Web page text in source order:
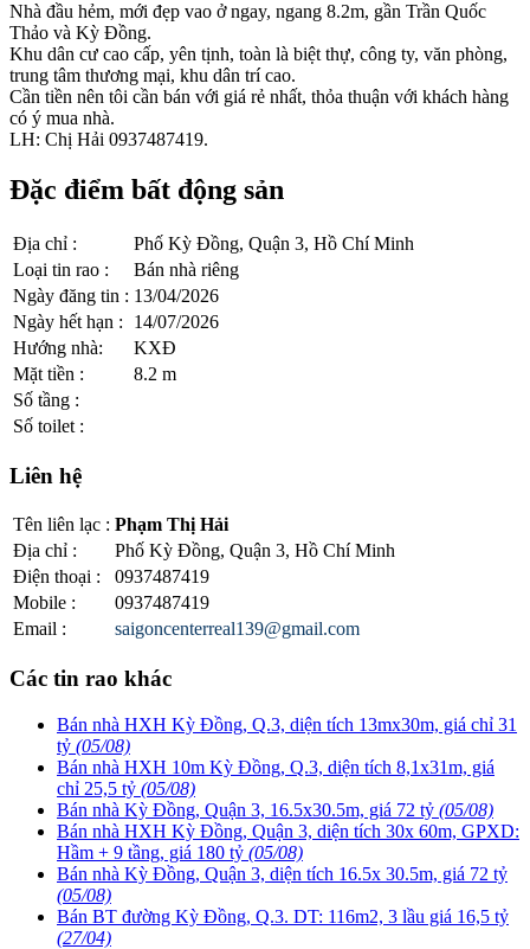
Nhà đầu hẻm, mới đẹp vao ở ngay, ngang 8.2m, gần Trần Quốc
Thảo và Kỳ Đồng.
Khu dân cư cao cấp, yên tịnh, toàn là biệt thự, công ty, văn phòng,
trung tâm thương mại, khu dân trí cao.
Cần tiền nên tôi cần bán với giá rẻ nhất, thỏa thuận với khách hàng
có ý mua nhà.
LH: Chị Hải 0937487419.
Đặc điểm bất động sản
Địa chỉ :
Phố Kỳ Đồng, Quận 3, Hồ Chí Minh
Loại tin rao :
Bán nhà riêng
Ngày đăng tin : 13/04/2026
Ngày hết hạn :
14/07/2026
Hướng nhà:
KXĐ
Mặt tiền :
8.2 m
Số tầng :
Số toilet :
Liên hệ
Tên liên lạc : Phạm Thị Hải
Địa chỉ :
Phố Kỳ Đồng, Quận 3, Hồ Chí Minh
Điện thoại :
0937487419
Mobile :
0937487419
Email : saigoncenterreal139@gmail.com
Các tin rao khác
Bán nhà HXH Kỳ Đồng, Q.3, diện tích 13mx30m, giá chỉ 31
tỷ (05/08)
Bán nhà HXH 10m Kỳ Đồng, Q.3, diện tích 8,1x31m, giá
chỉ 25,5 tỷ (05/08)
Bán nhà Kỳ Đồng, Quận 3, 16.5x30.5m, giá 72 tỷ (05/08)
Bán nhà HXH Kỳ Đồng, Quận 3, diện tích 30x 60m, GPXD:
Hầm + 9 tầng, giá 180 tỷ (05/08)
Bán nhà Kỳ Đồng, Quận 3, diện tích 16.5x 30.5m, giá 72 tỷ
(05/08)
Bán BT đường Kỳ Đồng, Q.3. DT: 116m2, 3 lầu giá 16,5 tỷ
(27/04)